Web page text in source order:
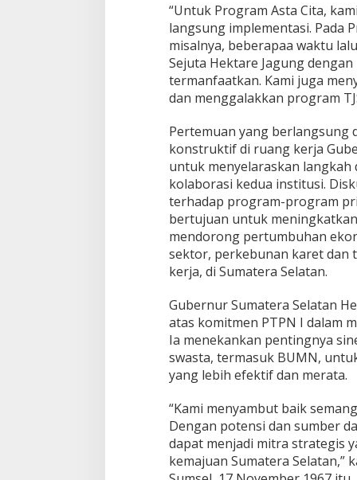
“Untuk Program Asta Cita,
langsung implementasi. Pada
misalnya, beberapaa waktu
Sejuta Hektare Jagung
termanfaatkan. Kami juga
dan menggalakkan program
Pertemuan yang berlangsung
konstruktif di ruang kerja
untuk menyelaraskan
kolaborasi kedua institusi.
terhadap program-program
bertujuan untuk
mendorong pertumbuhan
sektor, perkebunan karet dan
kerja, di Sumatera Selatan.
Gubernur Sumatera Selatan
atas komitmen PTPN I dalam
Ia menekankan pentingnya
swasta, termasuk BUMN,
yang lebih efektif dan merata.
“Kami menyambut baik
Dengan potensi dan sumber
dapat menjadi mitra strategis
kemajuan Sumatera Selatan,”